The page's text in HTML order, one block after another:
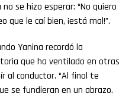
se hizo esperar: “No quiero
que le caí bien, ¡está mal!”.
Yanina recordó la
que ha ventilado en otras
al conductor. “Al final te
se fundieran en un abrazo.